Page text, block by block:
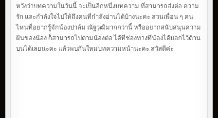
หวังว่าบทความในวันนี้ จะเป็นอีกหนึ่งบทความ ที่สามารถส่งต่อ ความ
รัก และกำลังใจไปให้ถึงคนที่กำลังอ่านได้บ้างนะคะ ส่วนเพื่อน ๆ คน
ไหนที่อยากรู้จักน้องปาล์ม ณัฐวุฒิมากกว่านี้ หรืออยากสนับสนุนความ
ฝันของน้อง ก็สามารถไปตามน้องต่อ ได้ที่ช่องทางที่น้องได้บอกไว้ด้าน
บนได้เลยนะคะ แล้วพบกันใหม่บทความหน้านะคะ สวัสดีค่ะ